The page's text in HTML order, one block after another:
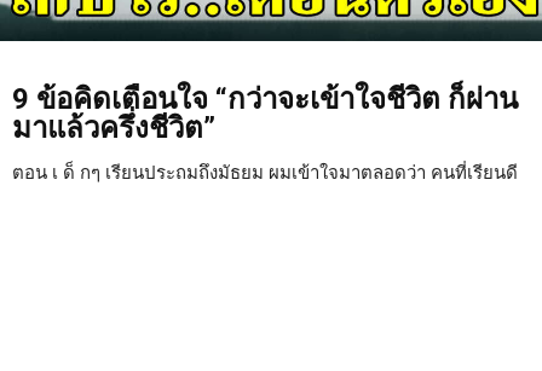
9 ข้อคิดเตือนใจ “กว่าจะเข้าใจชีวิต ก็ผ่าน
มาแล้วครึ่งชีวิต”
ตอน เ ด็ กๆ เรียนประถมถึงมัธยม ผมเข้าใจมาตลอดว่า คนที่เรียนดี